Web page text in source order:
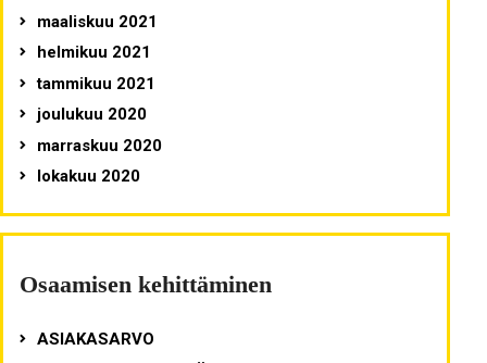
maaliskuu 2021
helmikuu 2021
tammikuu 2021
joulukuu 2020
marraskuu 2020
lokakuu 2020
Osaamisen kehittäminen
ASIAKASARVO